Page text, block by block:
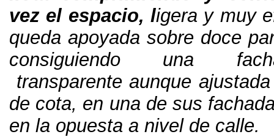
vez el espacio,ligera y muy
queda apoyada sobre doce
consiguiendo una
transparente aunque
de cota, en una de sus
en la opuesta a nivel de calle.